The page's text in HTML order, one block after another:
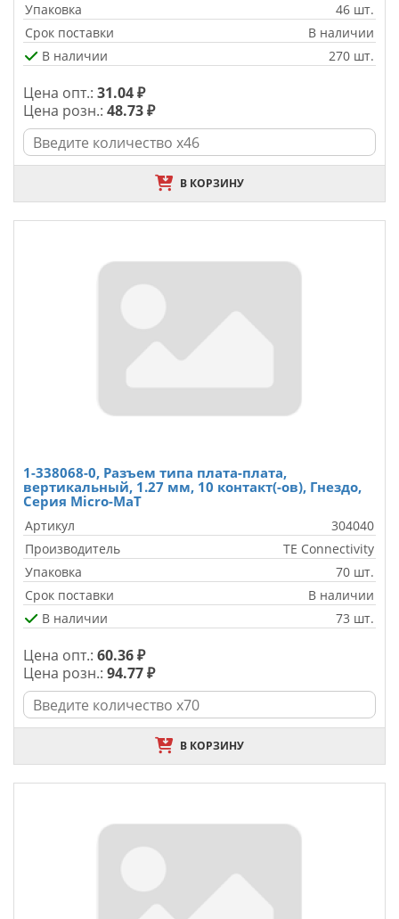
Упаковка
46 шт.
Срок поставки
В наличии
В наличии
270 шт.
Цена опт.: 31.04 ₽
Цена розн.: 48.73 ₽
В КОРЗИНУ
1-338068-0, Разъем типа плата-плата,
вертикальный, 1.27 мм, 10 контакт(-ов), Гнездо,
Серия Micro-MaT
Артикул
304040
Производитель
TE Connectivity
Упаковка
70 шт.
Срок поставки
В наличии
В наличии
73 шт.
Цена опт.: 60.36 ₽
Цена розн.: 94.77 ₽
В КОРЗИНУ